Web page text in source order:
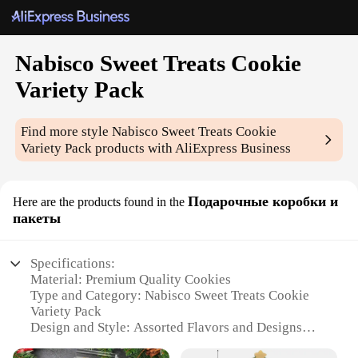
Nabisco Sweet Treats Cookie
Variety Pack
Find more styleNabisco Sweet Treats Cookie
Variety Pack products with AliExpress Business
Here are the products found in the Подарочные коробки и
пакеты
Specifications:
Material: Premium Quality Cookies
Type and Category: Nabisco Sweet Treats Cookie
Variety Pack
Design and Style: Assorted Flavors and Designs